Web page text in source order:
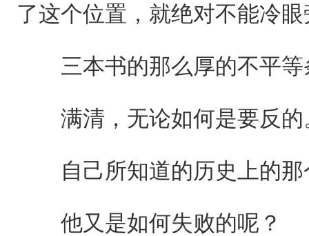
了这个位置，就绝对不能冷
三本书的那么厚的不平等
满清，无论如何是要反的
自己所知道的历史上的那
他又是如何失败的呢？